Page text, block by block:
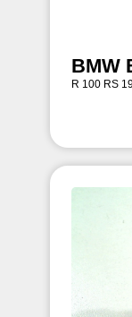
BMW
R 100 RS